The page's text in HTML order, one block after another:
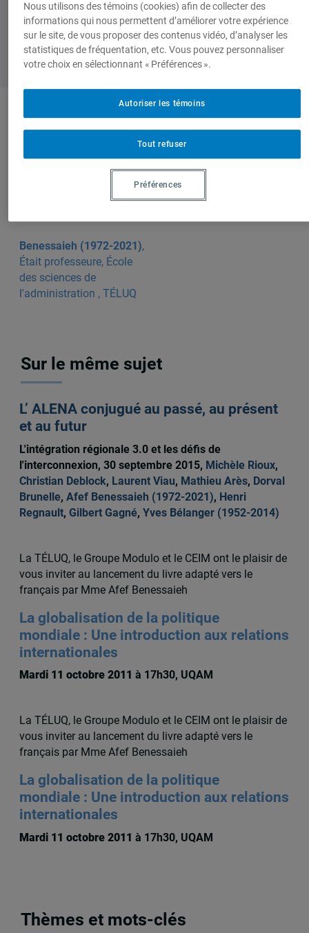
Auteurs-trices
Benessaieh (1972-2021),
Était professeure, École
des sciences de
l'administration , TÉLUQ
Sur le même sujet
L’ ALENA conjugué au passé, au présent
et au futur
L'intégration régionale 3.0 et les défis de
l'interconnexion, 30 septembre 2015, Michèle Rioux,
Christian Deblock, Laurent Viau, Mathieu Arès, Dorval
Brunelle, Afef Benessaieh (1972-2021), Henri
Regnault, Gilbert Gagné, Yves Bélanger (1952-2014)
La TÉLUQ, le Groupe Modulo et le CEIM ont le plaisir de
vous inviter au lancement du livre adapté vers le
français par Mme Afef Benessaieh
La globalisation de la politique
mondiale : Une introduction aux relations
internationales
Mardi 11 octobre 2011 à 17h30, UQAM
La TÉLUQ, le Groupe Modulo et le CEIM ont le plaisir de
vous inviter au lancement du livre adapté vers le
français par Mme Afef Benessaieh
La globalisation de la politique
mondiale : Une introduction aux relations
internationales
Mardi 11 octobre 2011 à 17h30, UQAM
Thèmes et mots-clés
Nous utilisons des témoins (cookies) afin de collecter des
informations qui nous permettent d’améliorer votre expérience
sur le site, de vous proposer des contenus vidéo, d’analyser les
statistiques de fréquentation, etc. Vous pouvez personnaliser
votre choix en sélectionnant « Préférences ».
Tout refuser
Autoriser les témoins
Préférences